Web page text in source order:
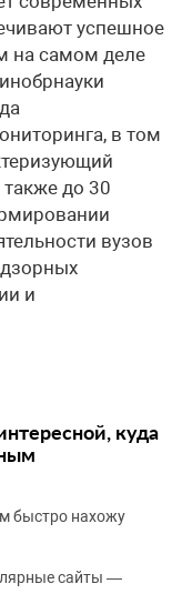
успешное
на самом деле
в том
до 30
вузов
и
куда
быстро нахожу
сайты —